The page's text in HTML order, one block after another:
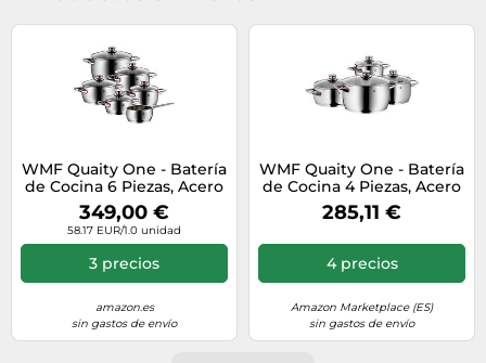
WMF Quaity One - Batería
de Cocina 6 Piezas, Acero
Inoxidable Apto para
Inducción, 2 Cacerolas
Bajas de 16 cm y 20 cm, 3
Cacerolas Altas de 16 cm,
20 cm y 24 cm, 1 Cazo 16
349,00 €
58.17 EUR/1.0 unidad
3 precios
amazon.es
sin gastos de envío
WMF Quaity One - Batería
de Cocina 4 Piezas, Acero
Inoxidable Apto para
Inducción, 1 Cacerola Baja
Altas de 16 cm, 20 cm y 24
cm con 4 Tapas de Cristal
285,11 €
4 precios
Amazon Marketplace (ES)
sin gastos de envío